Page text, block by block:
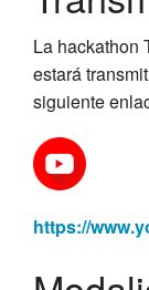
La hackathon
estará
siguiente
https://